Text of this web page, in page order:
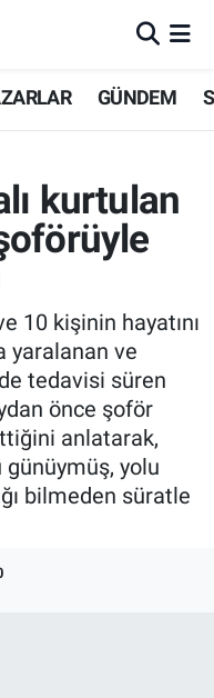
GÜNDEM
kurtulan
10 kişinin hayatını
yaralanan ve
tedavisi süren
önce şoför
anlatarak,
günüymüş, yolu
bilmeden süratle
Fikstür